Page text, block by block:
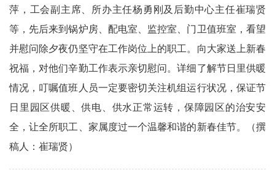
萍，工会副主席、所办主任杨勇刚及后勤中心主任崔瑞贤
等，先后来到锅炉房、配电室、监控室、门卫值班室，看望
并慰问除夕夜仍坚守在工作岗位上的职工。向大家送上新春
祝福，对他们辛勤工作表示亲切慰问。详细了解节日里供暖
情况，叮嘱值班人员一定要密切关注机组运行状况，保证节
日里园区供暖、供电、供水正常运转，保障园区的治安安
全，让全所职工、家属度过一个温馨和谐的新春佳节。（撰
稿人：崔瑞贤）